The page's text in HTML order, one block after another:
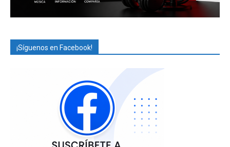
¡Síguenos en Facebook!